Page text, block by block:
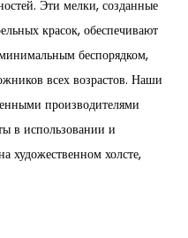
Эти мелки, созданные
красок, обеспечивают
беспорядком,
всех возрастов. Наши
производителями
в использовании и
художественном холсте,